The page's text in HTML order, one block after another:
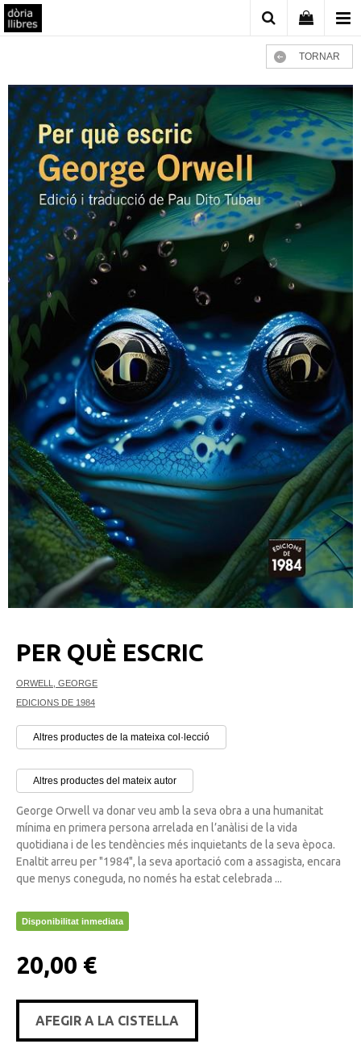
TORNAR
PER QUÈ ESCRIC
ORWELL, GEORGE
EDICIONS DE 1984
Altres productes de la mateixa col·lecció
Altres productes del mateix autor
George Orwell va donar veu amb la seva obra a una humanitat
mínima en primera persona arrelada en l’anàlisi de la vida
quotidiana i de les tendències més inquietants de la seva època.
Enaltit arreu per "1984", la seva aportació com a assagista, encara
que menys coneguda, no només ha estat celebrada ...
Disponibilitat inmediata
20,00 €
AFEGIR A LA CISTELLA